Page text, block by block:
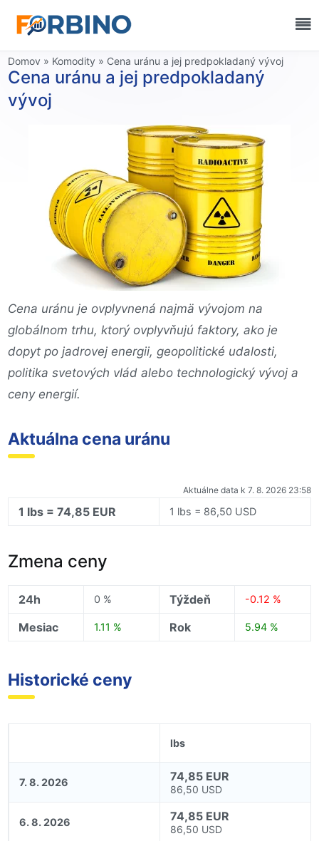
Domov » Komodity » Cena uránu a jej predpokladaný vývoj
Cena uránu a jej predpokladaný
vývoj
Cena uránu je ovplyvnená najmä vývojom na
globálnom trhu, ktorý ovplyvňujú faktory, ako je
dopyt po jadrovej energii, geopolitické udalosti,
politika svetových vlád alebo technologický vývoj a
ceny energií.
Aktuálna cena uránu
Aktuálne data k 7. 8. 2026 23:58
1 lbs = 74,85 EUR 1 lbs = 86,50 USD
Zmena ceny
24h 0 % Týždeň -0.12 %
Mesiac 1.11 % Rok 5.94 %
Historické ceny
lbs
7. 8. 2026 74,85 EUR
86,50 USD
6. 8. 2026 74,85 EUR
86,50 USD